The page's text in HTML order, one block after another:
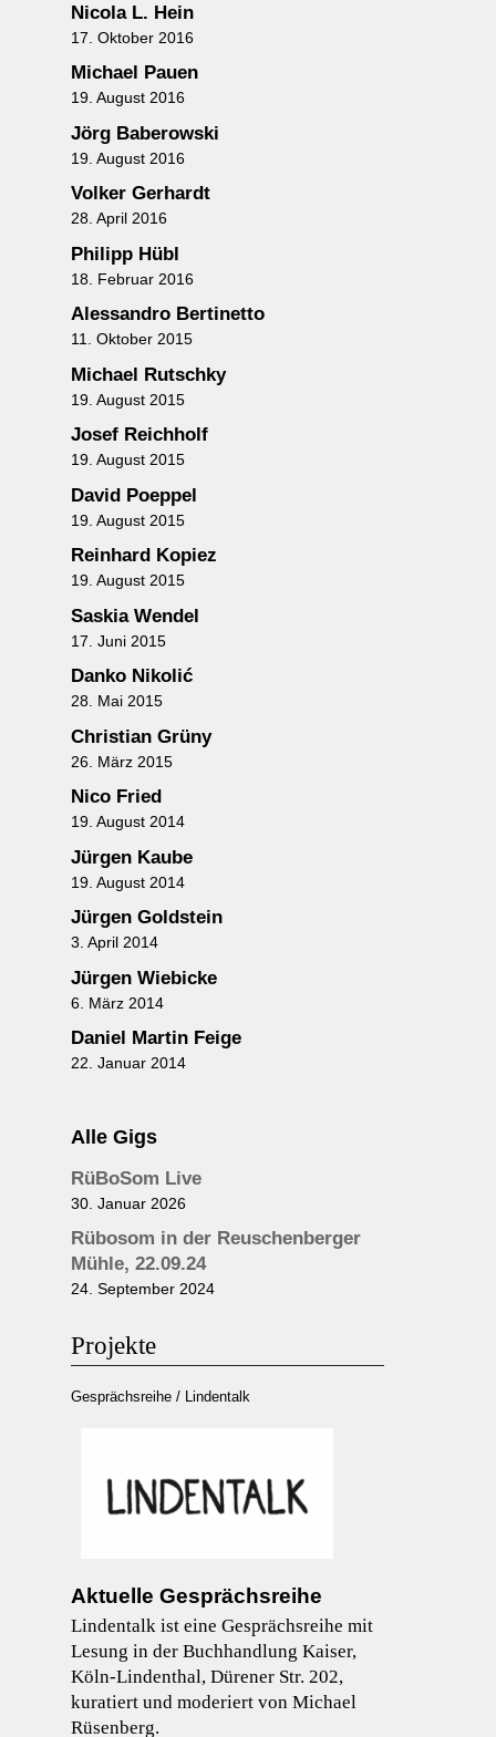
Nicola L. Hein
17. Oktober 2016
Michael Pauen
19. August 2016
Jörg Baberowski
19. August 2016
Volker Gerhardt
28. April 2016
Philipp Hübl
18. Februar 2016
Alessandro Bertinetto
11. Oktober 2015
Michael Rutschky
19. August 2015
Josef Reichholf
19. August 2015
David Poeppel
19. August 2015
Reinhard Kopiez
19. August 2015
Saskia Wendel
17. Juni 2015
Danko Nikolić
28. Mai 2015
Christian Grüny
26. März 2015
Nico Fried
19. August 2014
Jürgen Kaube
19. August 2014
Jürgen Goldstein
3. April 2014
Jürgen Wiebicke
6. März 2014
Daniel Martin Feige
22. Januar 2014
Alle Gigs
RüBoSom Live
30. Januar 2026
Rübosom in der Reuschenberger
Mühle, 22.09.24
24. September 2024
Projekte
Gesprächsreihe / Lindentalk
Aktuelle Gesprächsreihe
Lindentalk ist eine Gesprächsreihe mit
Lesung in der Buchhandlung Kaiser,
Köln-Lindenthal, Dürener Str. 202,
kuratiert und moderiert von Michael
Rüsenberg.